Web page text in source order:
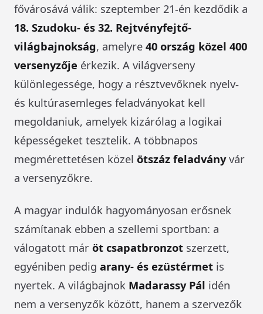
fővárosává válik: szeptember 21-én kezdődik a
18. Szudoku- és 32. Rejtvényfejtő-
világbajnokság, amelyre 40 ország közel 400
versenyzője érkezik. A világverseny
különlegessége, hogy a résztvevőknek nyelv-
és kultúrasemleges feladványokat kell
megoldaniuk, amelyek kizárólag a logikai
képességeket tesztelik. A többnapos
megmérettetésen közel ötszáz feladványvár
a versenyzőkre.
A magyar indulók hagyományosan erősnek
számítanak ebben a szellemi sportban: a
válogatott már öt csapatbronzot szerzett,
egyéniben pedig arany- és ezüstérmet is
nyertek. A világbajnok Madarassy Pál idén
nem a versenyzők között, hanem a szervezők